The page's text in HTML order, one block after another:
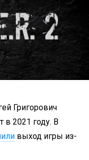
Григорович
в 2021 году. В
выход игры из-